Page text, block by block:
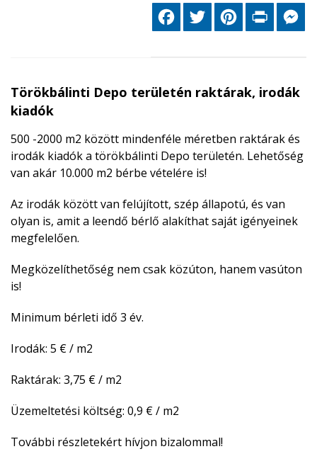
FacebookTwitter PinterestPrint
Törökbálinti Depo területén raktárak, irodák
kiadók
500 -2000 m2 között mindenféle méretben raktárak és
irodák kiadók a törökbálinti Depo területén. Lehetőség
van akár 10.000 m2 bérbe vételére is!
Az irodák között van felújított, szép állapotú, és van
olyan is, amit a leendő bérlő alakíthat saját igényeinek
megfelelően.
Megközelíthetőség nem csak közúton, hanem vasúton
is!
Minimum bérleti idő 3 év.
Irodák: 5 € / m2
Raktárak: 3,75 € / m2
Üzemeltetési költség: 0,9 € / m2
További részletekért hívjon bizalommal!